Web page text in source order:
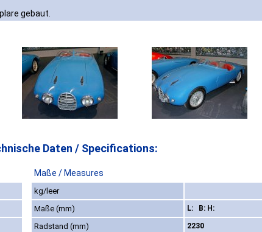
gebaut.
Daten / Specifications:
Maße / Measures
kg/leer
Maße (mm) L: B: H:
Radstand (mm) 2230